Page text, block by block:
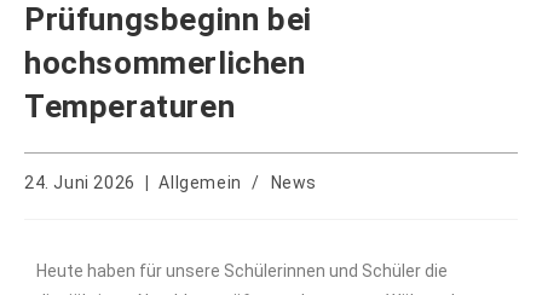
Prüfungsbeginn bei
hochsommerlichen
Temperaturen
24. Juni 2026 Allgemein / News
Heute haben für unsere Schülerinnen und Schüler die